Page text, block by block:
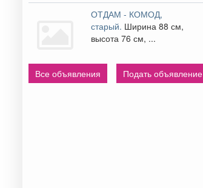
ОТДАМ - КОМОД,
старый. Ширина 88 см,
высота 76 см, ...
Все объявления Подать объявление